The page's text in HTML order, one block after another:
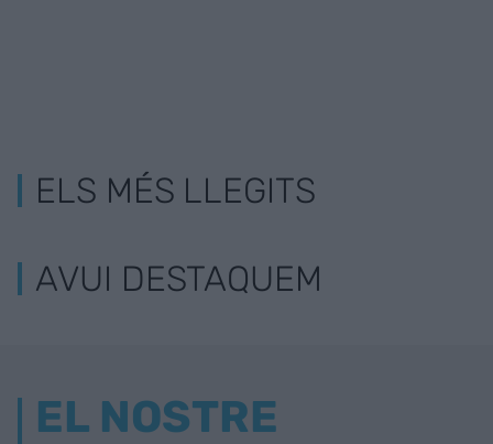
ELS MÉS LLEGITS
AVUI DESTAQUEM
EL NOSTRE